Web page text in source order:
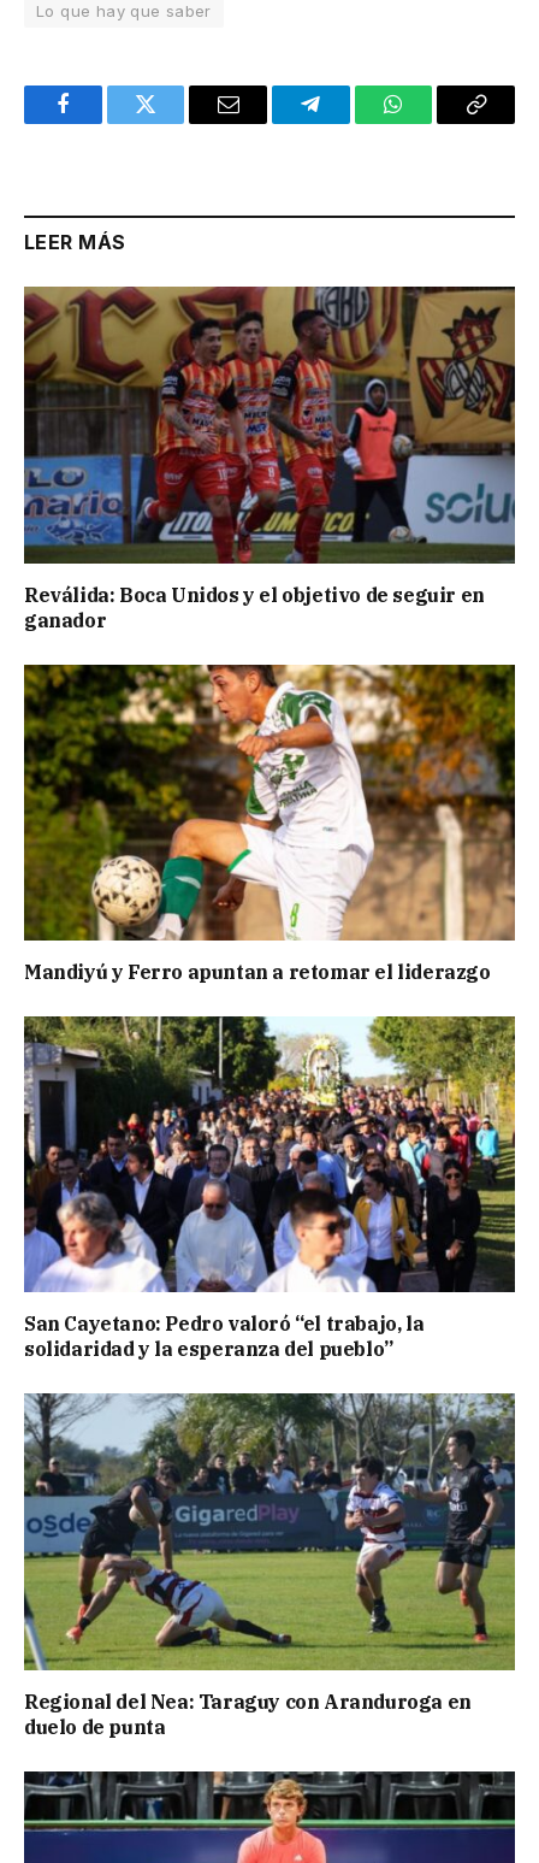
Lo que hay que saber
FacebookTwitter Email TelegramWhatsAppCopy
LEER MÁS
Reválida: Boca Unidos y el objetivo de seguir en
ganador
Mandiyú y Ferro apuntan a retomar el liderazgo
San Cayetano: Pedro valoró “el trabajo, la
solidaridad y la esperanza del pueblo”
Regional del Nea: Taraguy con Aranduroga en
duelo de punta